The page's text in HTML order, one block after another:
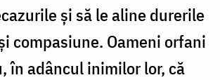
și să le aline durerile
compasiune. Oameni orfani
în adâncul inimilor lor, că